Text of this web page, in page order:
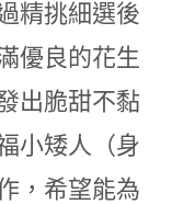
精挑細選後
優良的花生
出脆甜不黏
小矮人（身
，希望能為